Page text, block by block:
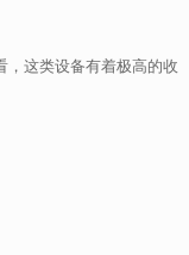
这类设备有着极高的收